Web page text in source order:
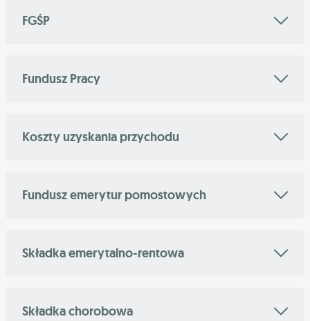
FGŚP
Fundusz Pracy
Koszty uzyskania przychodu
Fundusz emerytur pomostowych
Składka emerytalno-rentowa
Składka chorobowa